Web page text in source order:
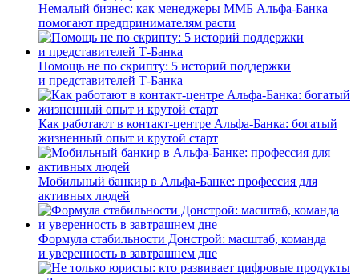
Немалый бизнес: как менеджеры ММБ Альфа-Банка
помогают предпринимателям расти
Помощь не по скрипту: 5 историй поддержки
и представителей Т-Банка
Как работают в контакт-центре Альфа-Банка: богатый
жизненный опыт и крутой старт
Мобильный банкир в Альфа-Банке: профессия для
активных людей
Формула стабильности Донстрой: масштаб, команда
и уверенность в завтрашнем дне